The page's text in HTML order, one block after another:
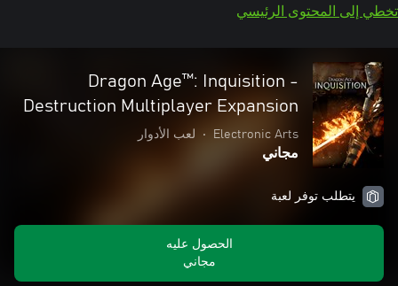
تخطي إلى المحتوى الرئيسي
Dragon Age™: Inquisition -
Destruction Multiplayer Expansion
Electronic Arts
• لعب الأدوار
مجاني
يتطلب توفر لعبة
الحصول عليه
مجاني